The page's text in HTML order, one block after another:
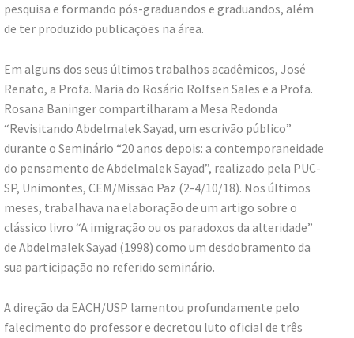
pesquisa e formando pós-graduandos e graduandos, além
de ter produzido publicações na área.
Em alguns dos seus últimos trabalhos acadêmicos, José
Renato, a Profa. Maria do Rosário Rolfsen Sales e a Profa.
Rosana Baninger compartilharam a Mesa Redonda
“Revisitando Abdelmalek Sayad, um escrivão público”
durante o Seminário “20 anos depois: a contemporaneidade
do pensamento de Abdelmalek Sayad”, realizado pela PUC-
SP, Unimontes, CEM/Missão Paz (2-4/10/18). Nos últimos
meses, trabalhava na elaboração de um artigo sobre o
clássico livro “A imigração ou os paradoxos da alteridade”
de Abdelmalek Sayad (1998) como um desdobramento da
sua participação no referido seminário.
A direção da EACH/USP lamentou profundamente pelo
falecimento do professor e decretou luto oficial de três